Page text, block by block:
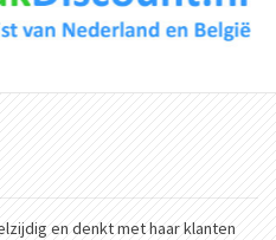
en denkt met haar klanten